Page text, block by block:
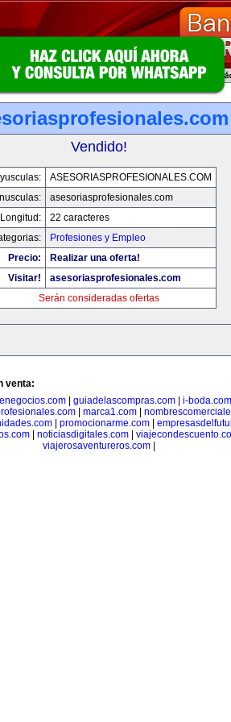
Vendido!
ASESORIASPROFESIONALES.COM
asesoriasprofesionales.com
Longitud:
22 caracteres
Profesiones y Empleo
Precio:
Realizar una oferta!
Visitar!
asesoriasprofesionales.com
Serán consideradas ofertas
venta:
guiadelascompras.com i-boda.com
| marca1.com|
promocionarme.com
noticiasdigitales.com
viajerosaventureros.com